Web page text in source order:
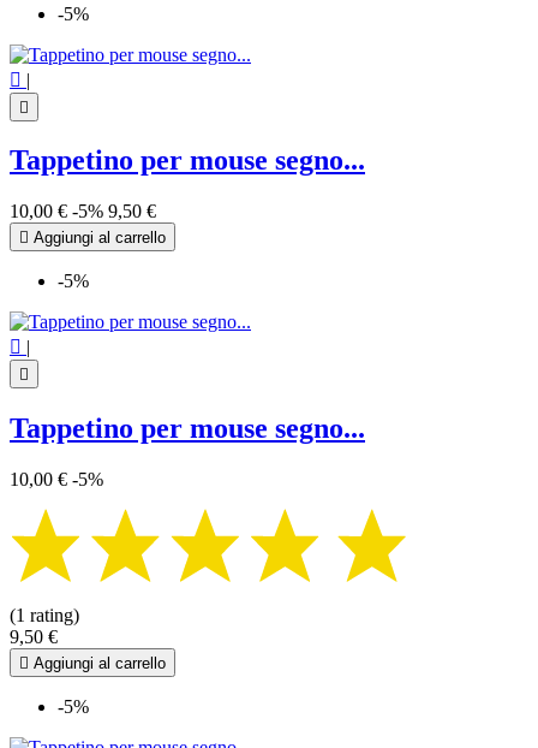
-5%
 |

Tappetino per mouse segno...
10,00 € -5% 9,50 €
 Aggiungi al carrello
-5%
 |

Tappetino per mouse segno...
10,00 € -5%
(1 rating)
9,50 €
 Aggiungi al carrello
-5%